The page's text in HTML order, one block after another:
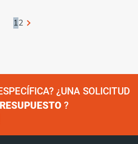
12
¿UNA SOLICITUD
?